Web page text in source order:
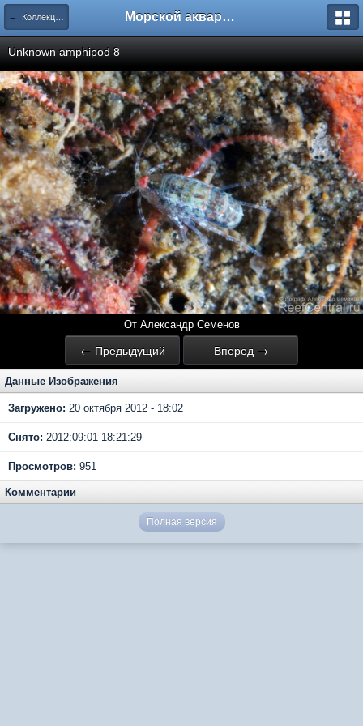
← Коллекция фотографий Александра Семенова. Часть 1. Морской аквариум. Форумы ReefCentral.ru
Unknown amphipod 8
От Александр Семенов
← Предыдущий Вперед →
Данные Изображения
Загружено: 20 октября 2012 - 18:02
Снято: 2012:09:01 18:21:29
Просмотров: 951
Комментарии
Полная версия